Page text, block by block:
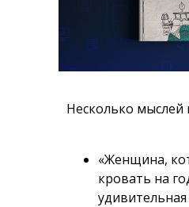
Несколько мыслей
«Женщина,
кровать на
удивительная